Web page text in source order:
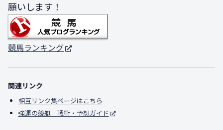
願いします！
競馬ランキング
関連リンク
相互リンク集ページはこちら
強運の競艇｜戦術・予想ガイド